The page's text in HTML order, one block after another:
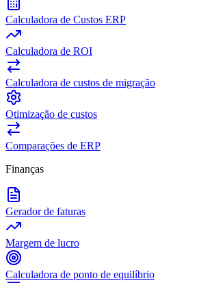
Calculadora de Custos ERP
Calculadora de ROI
Calculadora de custos de migração
Otimização de custos
Comparações de ERP
Finanças
Gerador de faturas
Margem de lucro
Calculadora de ponto de equilíbrio